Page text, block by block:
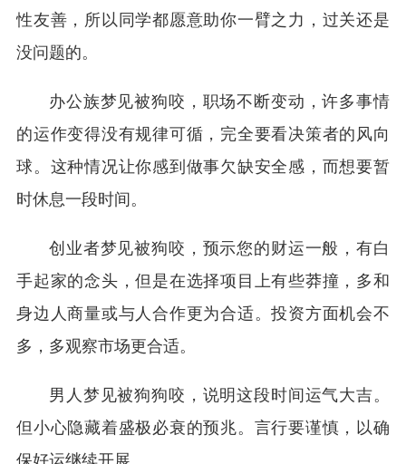
性友善，所以同学都愿意助你一臂之力，过关还是
没问题的。
办公族梦见被狗咬，职场不断变动，许多事情
的运作变得没有规律可循，完全要看决策者的风向
球。这种情况让你感到做事欠缺安全感，而想要暂
时休息一段时间。
创业者梦见被狗咬，预示您的财运一般，有白
手起家的念头，但是在选择项目上有些莽撞，多和
身边人商量或与人合作更为合适。投资方面机会不
多，多观察市场更合适。
男人梦见被狗狗咬，说明这段时间运气大吉。
但小心隐藏着盛极必衰的预兆。言行要谨慎，以确
保好运继续开展。